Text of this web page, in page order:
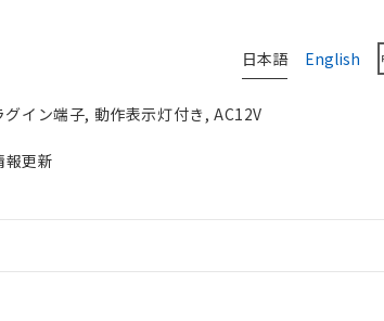
日本語 English
イン端子, 動作表示灯付き, AC12V
更新